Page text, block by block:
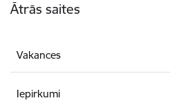
Ātrās saites
Vakances
Iepirkumi